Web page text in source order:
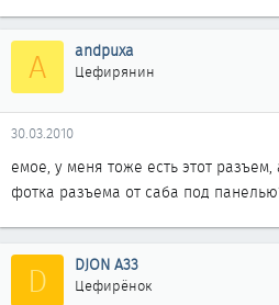
A andpuxa
Цефирянин
30.03.2010
емое, у меня тоже есть этот
фотка разъема от саба под
D DJON A33
Цефирёнок